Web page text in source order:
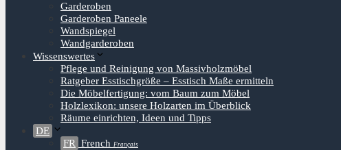
Garderoben
Garderoben Paneele
Wandspiegel
Wandgarderoben
Wissenswertes
Pflege und Reinigung von Massivholzmöbel
Ratgeber Esstischgröße – Esstisch Maße ermitteln
Die Möbelfertigung: vom Baum zum Möbel
Holzlexikon: unsere Holzarten im Überblick
Räume einrichten, Ideen und Tipps
DE
FR French Français